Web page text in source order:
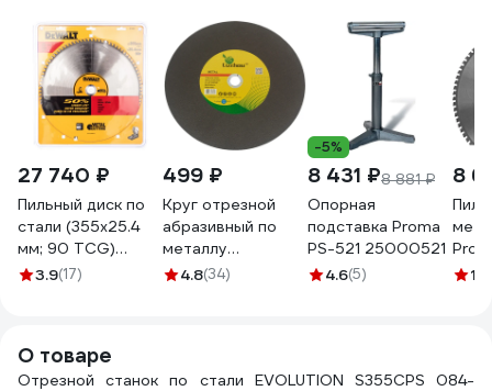
27 740 ₽
Пильный диск по
стали (355х25.4
мм; 90 TCG)
DEWALT DT1927
3.9(17)
499 ₽
Круг отрезной
абразивный по
металлу
355x2.8x25.4 мм
4.8(34)
-5%
8 431 ₽8 881 ₽
Опорная
подставка Proma
PS-521 25000521
4.6(5)
8
Pro
901
О товаре
Отрезной станок по стали EVOLUTION S355CPS 084-